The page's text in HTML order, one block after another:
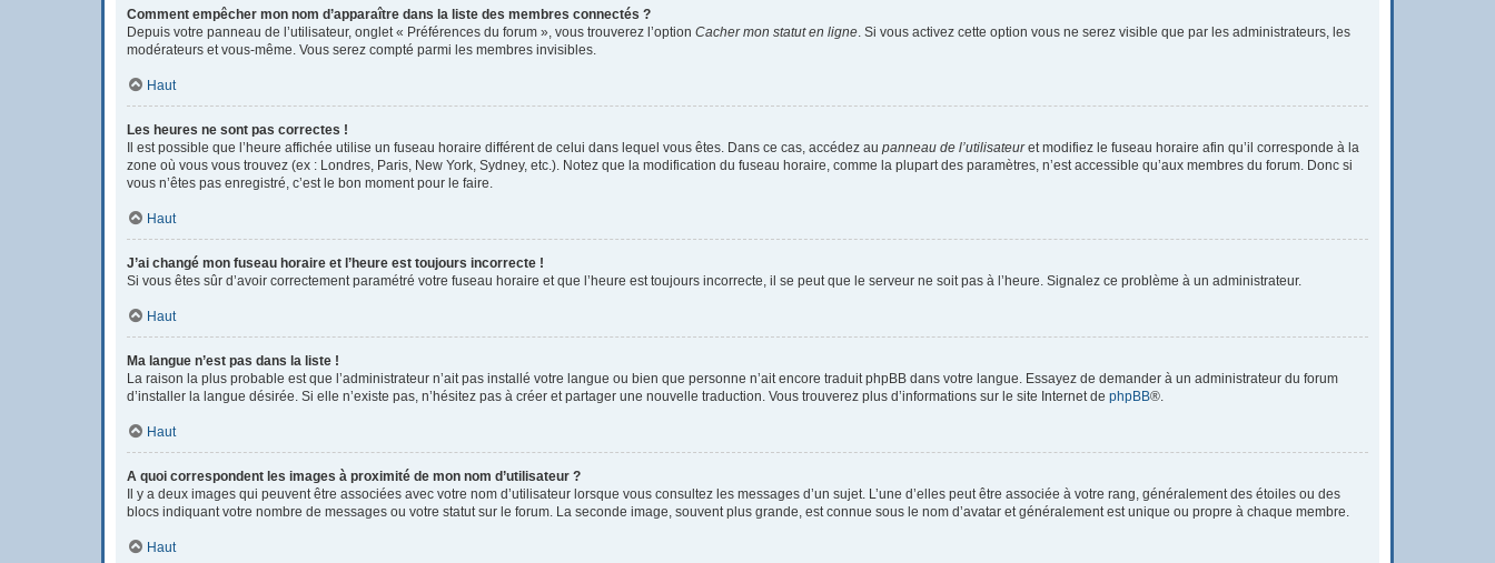
Comment empêcher mon nom d’apparaître dans la liste des membres connectés ?
Depuis votre panneau de l’utilisateur, onglet « Préférences du forum », vous trouverez l’option Cacher mon statut en ligne. Si vous activez cette option vous ne serez visible que par les administrateurs, les
modérateurs et vous-même. Vous serez compté parmi les membres invisibles.
Haut
Les heures ne sont pas correctes !
Il est possible que l’heure affichée utilise un fuseau horaire différent de celui dans lequel vous êtes. Dans ce cas, accédez au panneau de l’utilisateuret modifiez le fuseau horaire afin qu’il corresponde à la
zone où vous vous trouvez (ex : Londres, Paris, New York, Sydney, etc.). Notez que la modification du fuseau horaire, comme la plupart des paramètres, n’est accessible qu’aux membres du forum. Donc si
vous n’êtes pas enregistré, c’est le bon moment pour le faire.
Haut
J’ai changé mon fuseau horaire et l’heure est toujours incorrecte !
Si vous êtes sûr d’avoir correctement paramétré votre fuseau horaire et que l’heure est toujours incorrecte, il se peut que le serveur ne soit pas à l’heure. Signalez ce problème à un administrateur.
Haut
Ma langue n’est pas dans la liste !
La raison la plus probable est que l’administrateur n’ait pas installé votre langue ou bien que personne n’ait encore traduit phpBB dans votre langue. Essayez de demander à un administrateur du forum
d’installer la langue désirée. Si elle n’existe pas, n’hésitez pas à créer et partager une nouvelle traduction. Vous trouverez plus d’informations sur le site Internet de phpBB®.
Haut
A quoi correspondent les images à proximité de mon nom d’utilisateur ?
Il y a deux images qui peuvent être associées avec votre nom d’utilisateur lorsque vous consultez les messages d’un sujet. L’une d’elles peut être associée à votre rang, généralement des étoiles ou des
blocs indiquant votre nombre de messages ou votre statut sur le forum. La seconde image, souvent plus grande, est connue sous le nom d’avatar et généralement est unique ou propre à chaque membre.
Haut